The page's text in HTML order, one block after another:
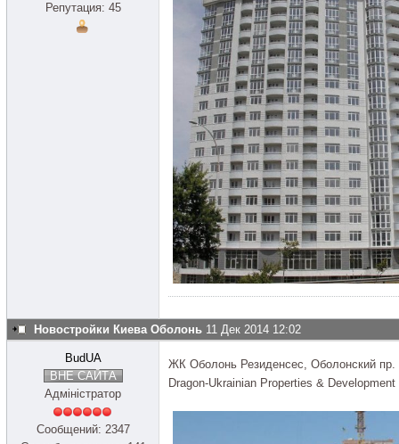
Репутация: 45
Новостройки Киева Оболонь 11 Дек 2014 12:02
BudUA
ВНЕ САЙТА
Адміністратор
Сообщений: 2347
ЖК Оболонь Резиденсес, Оболонский пр.
Dragon-Ukrainian Properties & Development